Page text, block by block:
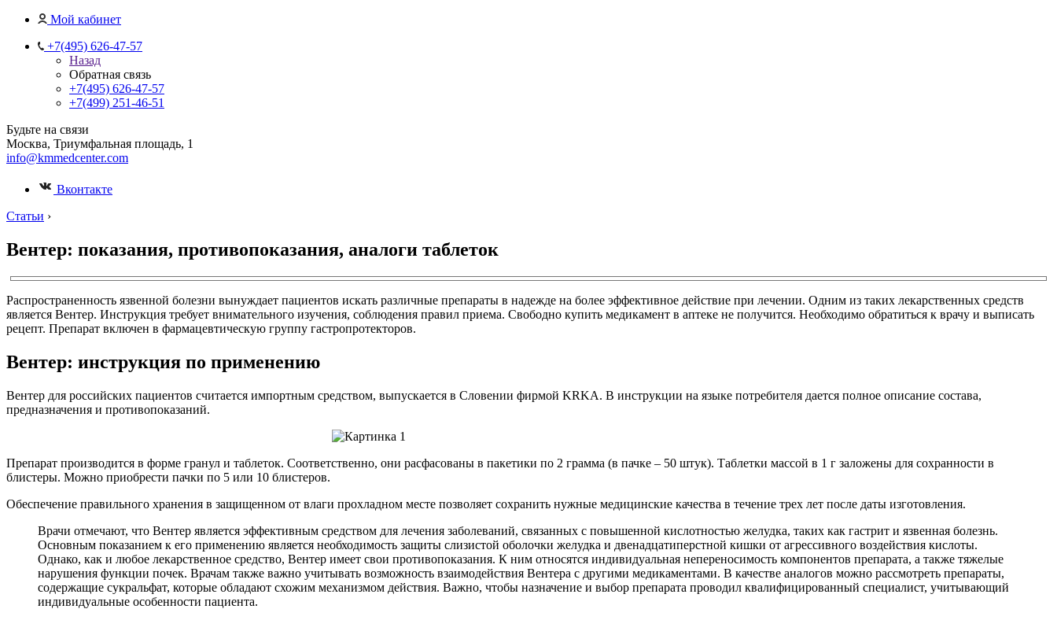
Мой кабинет
+7(495) 626-47-57
Назад
Обратная связь
+7(495) 626-47-57
+7(499) 251-46-51
Будьте на связи
Москва, Триумфальная площадь, 1
info@kmmedcenter.com
Вконтакте
Статьи ›
Вентер: показания, противопоказания, аналоги таблеток
Распространенность язвенной болезни вынуждает пациентов искать различные препараты в надежде на более эффективное действие при лечении. Одним из таких лекарственных средств
является Вентер. Инструкция требует внимательного изучения, соблюдения правил приема. Свободно купить медикамент в аптеке не получится. Необходимо обратиться к врачу и выписать
рецепт. Препарат включен в фармацевтическую группу гастропротекторов.
Вентер: инструкция по применению
Вентер для российских пациентов считается импортным средством, выпускается в Словении фирмой KRKA. В инструкции на языке потребителя дается полное описание состава,
предназначения и противопоказаний.
Препарат производится в форме гранул и таблеток. Соответственно, они расфасованы в пакетики по 2 грамма (в пачке – 50 штук). Таблетки массой в 1 г заложены для сохранности в
блистеры. Можно приобрести пачки по 5 или 10 блистеров.
Обеспечение правильного хранения в защищенном от влаги прохладном месте позволяет сохранить нужные медицинские качества в течение трех лет после даты изготовления.
Врачи отмечают, что Вентер является эффективным средством для лечения заболеваний, связанных с повышенной кислотностью желудка, таких как гастрит и язвенная болезнь.
Основным показанием к его применению является необходимость защиты слизистой оболочки желудка и двенадцатиперстной кишки от агрессивного воздействия кислоты.
Однако, как и любое лекарственное средство, Вентер имеет свои противопоказания. К ним относятся индивидуальная непереносимость компонентов препарата, а также тяжелые
нарушения функции почек. Врачам также важно учитывать возможность взаимодействия Вентера с другими медикаментами. В качестве аналогов можно рассмотреть препараты,
содержащие сукральфат, которые обладают схожим механизмом действия. Важно, чтобы назначение и выбор препарата проводил квалифицированный специалист, учитывающий
индивидуальные особенности пациента.